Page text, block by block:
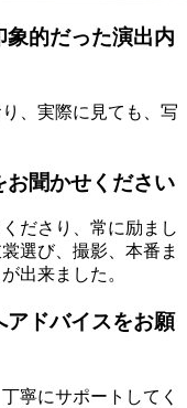
的だった演出内
、実際に見ても、写
お聞かせください
ださり、常に励まし
選び、撮影、本番ま
出来ました。
アドバイスをお願
寧にサポートしてく